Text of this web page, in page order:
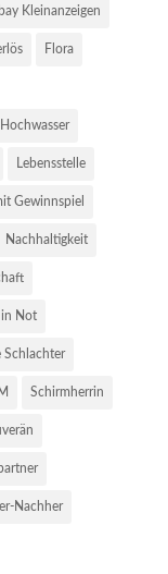
Kleinanzeigen
Flora
Hochwasser
Lebensstelle
Gewinnspiel
Nachhaltigkeit
in Not
Schlachter
Schirmherrin
Nachher